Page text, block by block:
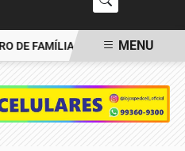
DE FAMÍLIA CARRO BATE EM
MENU